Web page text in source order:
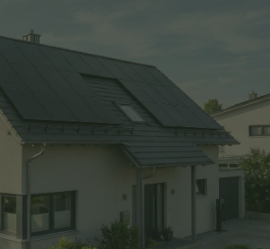
Photovoltaik in
Köln!
paar kurze Fragen zu deinem Haus
welche Energielösungen am
besten zu dir passen
Beratung sichern